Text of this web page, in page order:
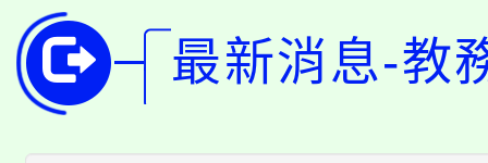
開!
115年桃園市運動會8/
田徑場及游泳池舉行。
桃園市低收入戶享有免
最新消息-教